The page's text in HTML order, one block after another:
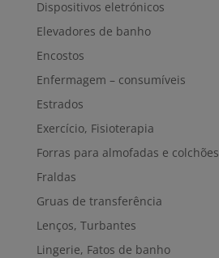
Dispositivos eletrónicos
Elevadores de banho
Encostos
Enfermagem – consumíveis
Estrados
Exercício, Fisioterapia
Forras para almofadas e colchões
Fraldas
Gruas de transferência
Lenços, Turbantes
Lingerie, Fatos de banho